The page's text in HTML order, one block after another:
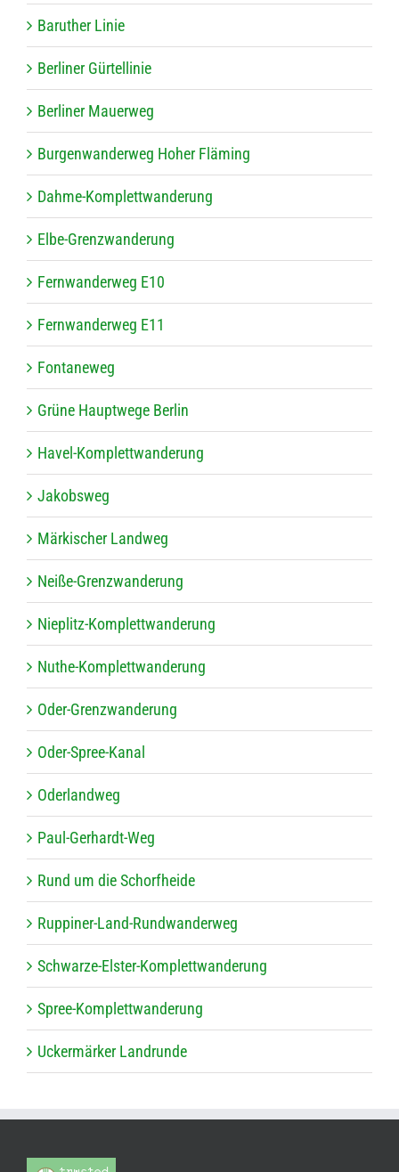
Baru­ther Linie
Ber­li­ner Gürtellinie
Ber­li­ner Mauerweg
Bur­gen­wan­der­weg Hoher Fläming
Dahme-Kom­plett­wan­de­rung
Elbe-Grenz­wan­de­rung
Fern­wan­der­weg E10
Fern­wan­der­weg E11
Fon­ta­ne­weg
Grüne Haupt­wege Berlin
Havel-Kom­plett­wan­de­rung
Jakobs­weg
Mär­ki­scher Landweg
Neiße-Grenz­wan­de­rung
Nie­plitz-Kom­plett­wan­de­rung
Nuthe-Kom­plett­wan­de­rung
Oder-Grenz­wan­de­rung
Oder-Spree-Kanal
Oder­land­weg
Paul-Ger­hardt-Weg
Rund um die Schorfheide
Rup­pi­ner-Land-Rund­wan­der­weg
Schwarze-Els­ter-Kom­plett­wan­de­rung
Spree-Kom­plett­wan­de­rung
Ucker­mär­ker Landrunde